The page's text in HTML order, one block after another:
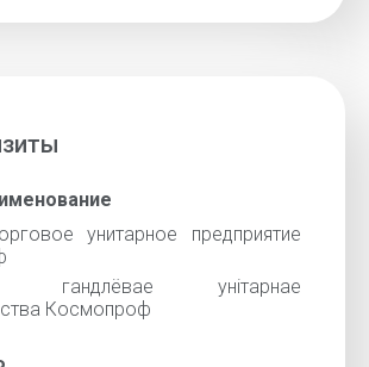
унитарное предприятие
гандлёвае унiтарнае
Космопроф